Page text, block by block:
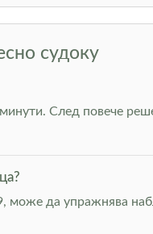
судоку
След повече
може да упражнява